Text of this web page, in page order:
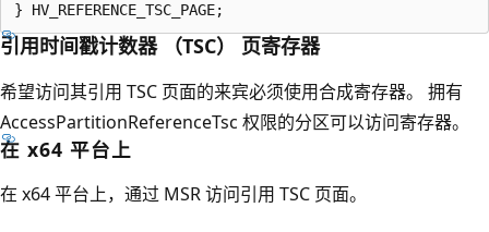
引用时间戳计数器 （TSC） 页寄存器
希望访问其引用 TSC 页面的来宾必须使用合成寄存器。 拥有
AccessPartitionReferenceTsc 权限的分区可以访问寄存器。
在 x64 平台上
在 x64 平台上，通过 MSR 访问引用 TSC 页面。